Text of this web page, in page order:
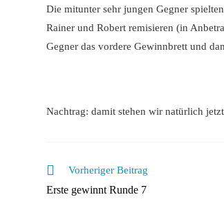
Die mitunter sehr jungen Gegner
Rainer und Robert remisieren (in
Gegner das vordere Gewinnbrett und
Nachtrag: damit stehen wir natürlich
Weitere
ansehen
Vorheriger Beitrag
Erste gewinnt Runde 7